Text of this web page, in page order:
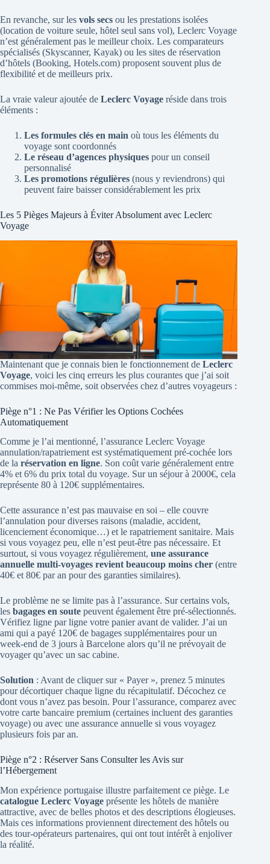
En revanche, sur les vols secs ou les prestations isolées
(location de voiture seule, hôtel seul sans vol), Leclerc Voyage
n’est généralement pas le meilleur choix. Les comparateurs
spécialisés (Skyscanner, Kayak) ou les sites de réservation
d’hôtels (Booking, Hotels.com) proposent souvent plus de
flexibilité et de meilleurs prix.
La vraie valeur ajoutée de Leclerc Voyage réside dans trois
éléments :
Les formules clés en main où tous les éléments du
voyage sont coordonnés
Le réseau d’agences physiques pour un conseil
personnalisé
Les promotions régulières (nous y reviendrons) qui
peuvent faire baisser considérablement les prix
Les 5 Pièges Majeurs à Éviter Absolument avec Leclerc
Voyage
Maintenant que je connais bien le fonctionnement de Leclerc
Voyage, voici les cinq erreurs les plus courantes que j’ai soit
commises moi-même, soit observées chez d’autres voyageurs :
Piège n°1 : Ne Pas Vérifier les Options Cochées
Automatiquement
Comme je l’ai mentionné, l’assurance Leclerc Voyage
annulation/rapatriement est systématiquement pré-cochée lors
de la réservation en ligne. Son coût varie généralement entre
4% et 6% du prix total du voyage. Sur un séjour à 2000€, cela
représente 80 à 120€ supplémentaires.
Cette assurance n’est pas mauvaise en soi – elle couvre
l’annulation pour diverses raisons (maladie, accident,
licenciement économique…) et le rapatriement sanitaire. Mais
si vous voyagez peu, elle n’est peut-être pas nécessaire. Et
surtout, si vous voyagez régulièrement, une assurance
annuelle multi-voyages revient beaucoup moins cher (entre
40€ et 80€ par an pour des garanties similaires).
Le problème ne se limite pas à l’assurance. Sur certains vols,
les bagages en soute peuvent également être pré-sélectionnés.
Vérifiez ligne par ligne votre panier avant de valider. J’ai un
ami qui a payé 120€ de bagages supplémentaires pour un
week-end de 3 jours à Barcelone alors qu’il ne prévoyait de
voyager qu’avec un sac cabine.
Solution : Avant de cliquer sur « Payer », prenez 5 minutes
pour décortiquer chaque ligne du récapitulatif. Décochez ce
dont vous n’avez pas besoin. Pour l’assurance, comparez avec
votre carte bancaire premium (certaines incluent des garanties
voyage) ou avec une assurance annuelle si vous voyagez
plusieurs fois par an.
Piège n°2 : Réserver Sans Consulter les Avis sur
l’Hébergement
Mon expérience portugaise illustre parfaitement ce piège. Le
catalogue Leclerc Voyage présente les hôtels de manière
attractive, avec de belles photos et des descriptions élogieuses.
Mais ces informations proviennent directement des hôtels ou
des tour-opérateurs partenaires, qui ont tout intérêt à enjoliver
la réalité.